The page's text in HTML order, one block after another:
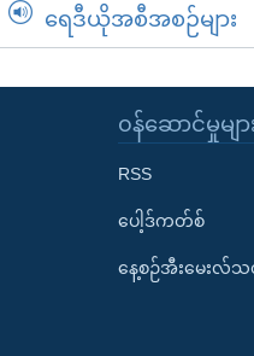
ရေဒီယိုအစီအစဉ်များ
၀န်ဆောင်မှုမျာ
RSS
ပေါ့ဒ်ကတ်စ်
နေ့စဉ်အီးမေးလ်